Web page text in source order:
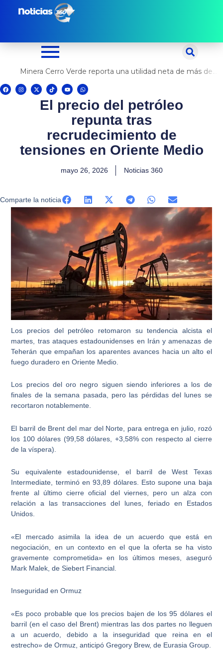
Minera Cerro Verde reporta una utilidad neta de más de US$ 500 millones
F
a
c
I
n
s
X
-
t
w
T
i
k
Y
o
u
t
W
h
a
t
s
p
p
El precio del petróleo
repunta tras
recrudecimiento de
tensiones en Oriente Medio
mayo 26, 2026 Noticias 360
Comparte la noticia
Los precios del petróleo retomaron su tendencia alcista el
martes, tras ataques estadounidenses en Irán y amenazas de
Teherán que empañan los aparentes avances hacia un alto el
fuego duradero en Oriente Medio.
Los precios del oro negro siguen siendo inferiores a los de
finales de la semana pasada, pero las pérdidas del lunes se
recortaron notablemente.
El barril de Brent del mar del Norte, para entrega en julio, rozó
los 100 dólares (99,58 dólares, +3,58% con respecto al cierre
de la víspera).
Su equivalente estadounidense, el barril de West Texas
Intermediate, terminó en 93,89 dólares. Esto supone una baja
frente al último cierre oficial del viernes, pero un alza con
relación a las transacciones del lunes, feriado en Estados
Unidos.
«El mercado asimila la idea de un acuerdo que está en
negociación, en un contexto en el que la oferta se ha visto
gravemente comprometida» en los últimos meses, aseguró
Mark Malek, de Siebert Financial.
Inseguridad en Ormuz
«Es poco probable que los precios bajen de los 95 dólares el
barril (en el caso del Brent) mientras las dos partes no lleguen
a un acuerdo, debido a la inseguridad que reina en el
estrecho» de Ormuz, anticipó Gregory Brew, de Eurasia Group.